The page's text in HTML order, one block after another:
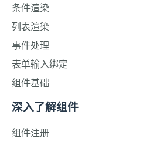
条件渲染
列表渲染
事件处理
表单输入绑定
组件基础
深入了解组件
组件注册